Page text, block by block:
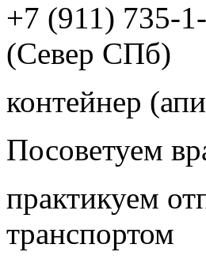
+7 (911) 735-
(Север СПб)
контейнер
Посоветуем
практикуем
транспортом